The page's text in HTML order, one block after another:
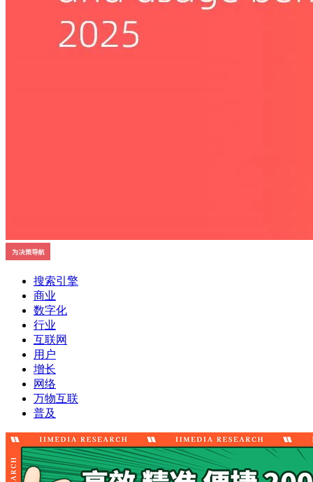
搜索引擎
商业
数字化
行业
互联网
用户
增长
网络
万物互联
普及